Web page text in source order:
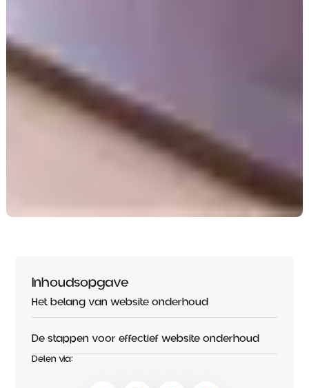
Inhoudsopgave
Het belang van website onderhoud
De stappen voor effectief website onderhoud
Delen via: